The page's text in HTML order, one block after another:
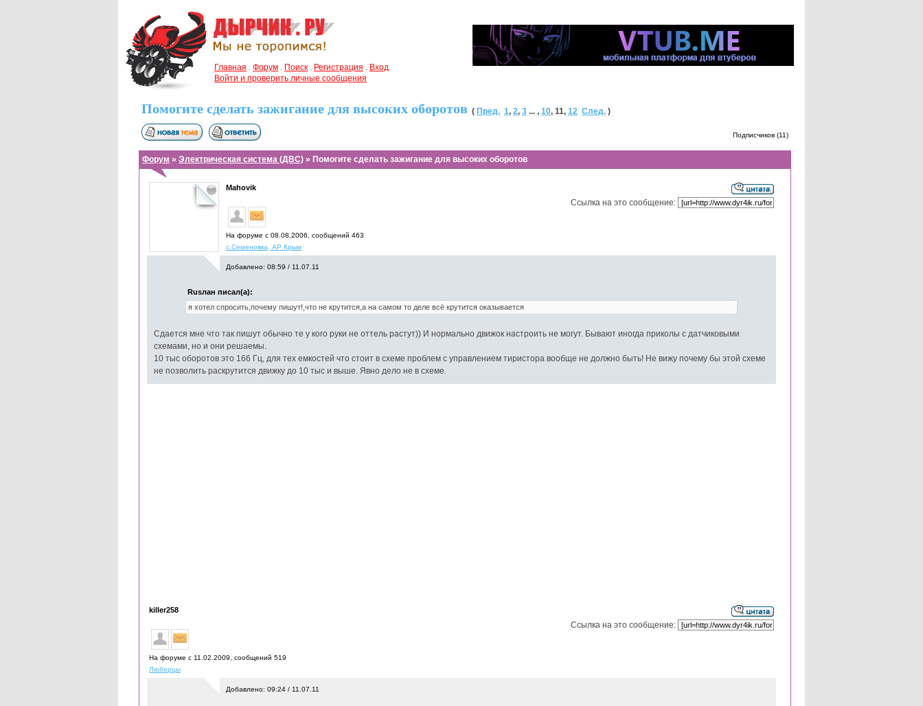
Главная . Форум . Поиск . Регистрация . Вход
Войти и проверить личные сообщения
Помогите сделать зажигание для высоких оборотов ( Пред. 1, 2, 3 ... , 10, 11, 12 След. )
Подписчиков (11)
Форум » Электрическая система (ДВС) » Помогите сделать зажигание для высоких оборотов
Mahovik
На форуме с 08.08.2006, cообщений 463
с.Семеновка, АР Крым
Ссылка на это сообщение:
Добавлено: 08:59 / 11.07.11
Rusлан писал(а):
я хотел спросить,почему пишут!,что не крутится,а на самом то деле всё крутится оказывается
Сдается мне что так пишут обычно те у кого руки не оттель растут)) И нормально движок настроить не могут. Бывают иногда приколы с датчиковыми
схемами, но и они решаемы.
10 тыс оборотов это 166 Гц, для тех емкостей что стоит в схеме проблем с управлением тиристора вообще не должно быть! Не вижу почему бы этой схеме
не позволить раскрутится движку до 10 тыс и выше. Явно дело не в схеме.
killer258
На форуме с 11.02.2009, cообщений 519
Люберцы
Ссылка на это сообщение:
Добавлено: 09:24 / 11.07.11